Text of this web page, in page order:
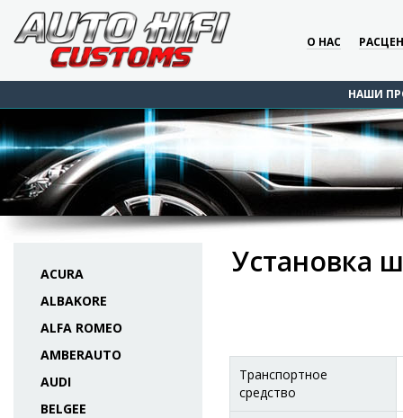
О НАС
НАШИ
ACURA
ALBAKORE
ALFA ROMEO
AMBERAUTO
AUDI
BELGEE
Установка
Транспортное
средство